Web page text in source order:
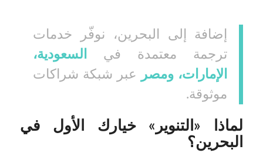
إضافة إلى البحرين، نوفّر خدمات
ترجمة معتمدة في
السعودية،
الإمارات، ومصر
عبر شبكة شراكات
موثوقة.
لماذا «التنوير» خيارك الأول في
البحرين؟